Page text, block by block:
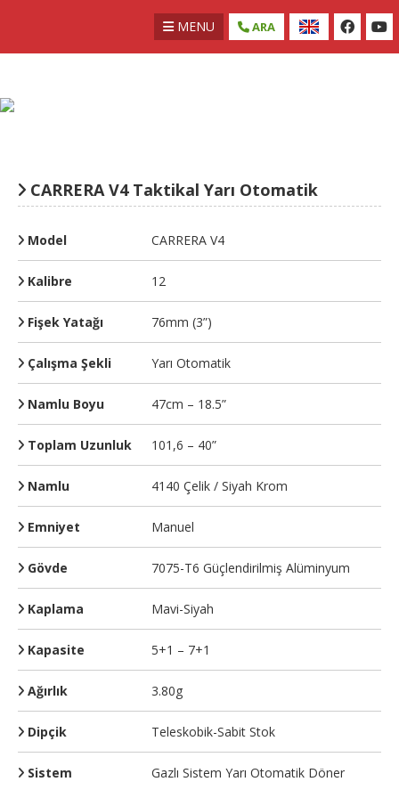
MENU ARA
CARRERA V4 Taktikal Yarı Otomatik
Model CARRERA V4
Kalibre 12
Fişek Yatağı 76mm (3”)
Çalışma Şekli Yarı Otomatik
Namlu Boyu 47cm – 18.5”
Toplam Uzunluk 101,6 – 40”
Namlu 4140 Çelik / Siyah Krom
Emniyet Manuel
Gövde 7075-T6 Güçlendirilmiş Alüminyum
Kaplama Mavi-Siyah
Kapasite 5+1 – 7+1
Ağırlık 3.80g
Dipçik Teleskobik-Sabit Stok
Sistem Gazlı Sistem Yarı Otomatik Döner